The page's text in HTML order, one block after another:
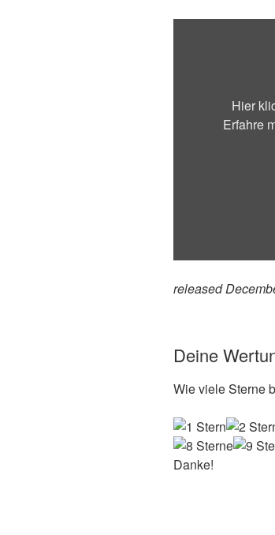
Hier
Erfahre
released
Deine
Wie viele Sterne
Danke!